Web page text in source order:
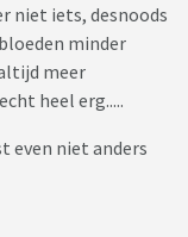
niet iets, desnoods
minder
meer
heel erg.....
even niet anders